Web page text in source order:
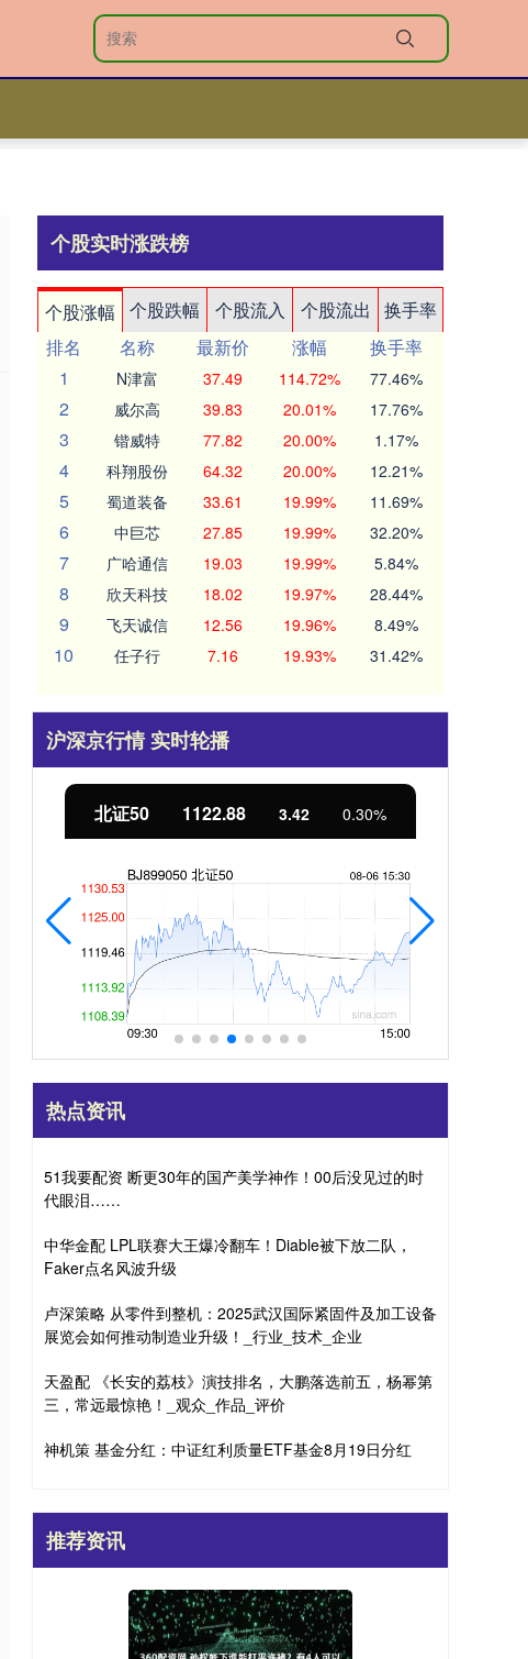
个股实时涨跌榜
个股涨幅 个股跌幅 个股流入 个股流出
换手率
排名
名称 最新价 涨幅
换手率
1
N津富 37.49 114.72% 77.46%
2 威尔高 39.83 20.01% 17.76%
3 锴威特 77.82 20.00% 1.17%
4 科翔股份 64.32 20.00% 12.21%
5 蜀道装备 33.61 19.99% 11.69%
6 中巨芯 27.85 19.99% 32.20%
7 广哈通信 19.03 19.99% 5.84%
8 欣天科技 18.02 19.97% 28.44%
9 飞天诚信 12.56 19.96% 8.49%
10 任子行 7.16 19.93% 31.42%
沪深京行情 实时轮播
北证50 1122.88 3.42 0.30%
热点资讯
51我要配资 断更30年的国产美学神作！00后没见过的时
代眼泪……
中华金配 LPL联赛大王爆冷翻车！Diable被下放二队，
Faker点名风波升级
卢深策略 从零件到整机：2025武汉国际紧固件及加工设备
展览会如何推动制造业升级！_行业_技术_企业
天盈配 《长安的荔枝》演技排名，大鹏落选前五，杨幂第
三，常远最惊艳！_观众_作品_评价
神机策 基金分红：中证红利质量ETF基金8月19日分红
推荐资讯